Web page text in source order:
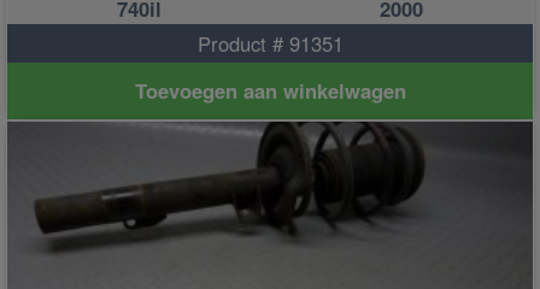
740il
2000
Product # 91351
Toevoegen aan winkelwagen